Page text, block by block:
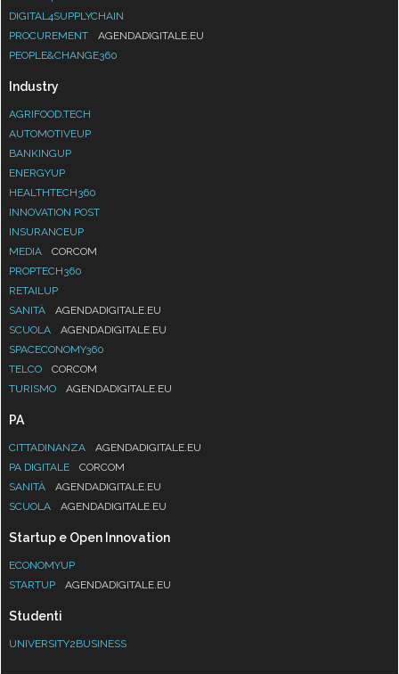
DIGITAL4SUPPLYCHAIN
PROCUREMENT
AGENDADIGITALE.EU
PEOPLE&CHANGE360
Industry
AGRIFOOD.TECH
AUTOMOTIVEUP
BANKINGUP
ENERGYUP
HEALTHTECH360
INNOVATION POST
INSURANCEUP
MEDIA
CORCOM
PROPTECH360
RETAILUP
SANITÀ
AGENDADIGITALE.EU
SCUOLA
AGENDADIGITALE.EU
SPACECONOMY360
TELCO
CORCOM
TURISMO
AGENDADIGITALE.EU
PA
CITTADINANZA
AGENDADIGITALE.EU
PA DIGITALE
CORCOM
SANITÀ
AGENDADIGITALE.EU
SCUOLA
AGENDADIGITALE.EU
Startup e Open Innovation
ECONOMYUP
STARTUP
AGENDADIGITALE.EU
Studenti
UNIVERSITY2BUSINESS